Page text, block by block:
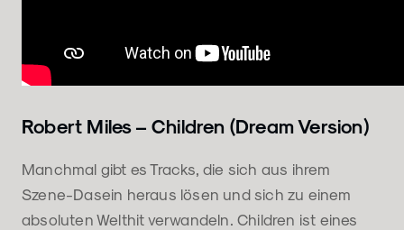
Robert Miles – Children (Dream Version)
Manchmal gibt es Tracks, die sich aus ihrem
Szene-Dasein heraus lösen und sich zu einem
absoluten Welthit verwandeln. Children ist eines